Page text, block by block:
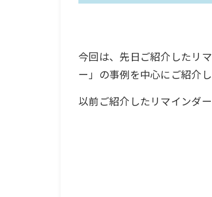
今回は、先日ご紹介したリ
ー」の事例を中心にご紹介
以前ご紹介したリマインダ